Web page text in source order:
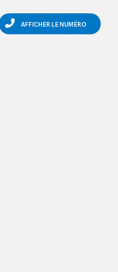
AFFICHER LE NUMÉRO